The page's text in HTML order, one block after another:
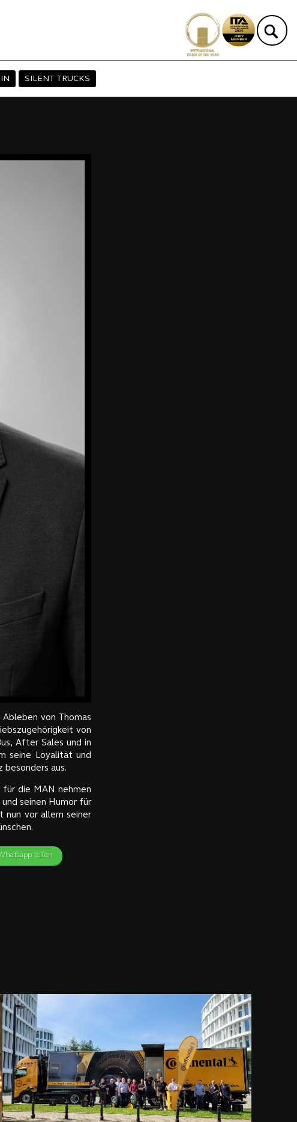
SILENT TRUCKS
von Thomas
von
After Sales und in
seine Loyalität und
besonders aus.
für die MAN nehmen
seinen Humor für
nun vor allem seiner
teilen